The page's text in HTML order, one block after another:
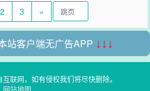
2 3 »
站客户端无广告APP ↓↓↓
联网，如有侵权我们将尽快删除。
网站地图